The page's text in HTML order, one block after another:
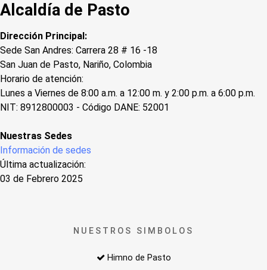
Alcaldía de Pasto
Dirección Principal:
Sede San Andres: Carrera 28 # 16 -18
San Juan de Pasto, Nariño, Colombia
Horario de atención:
Lunes a Viernes de 8:00 a.m. a 12:00 m. y 2:00 p.m. a 6:00 p.m.
NIT: 8912800003 - Código DANE: 52001
Nuestras Sedes
Información de sedes
Última actualización:
03 de Febrero 2025
NUESTROS SIMBOLOS
Himno de Pasto